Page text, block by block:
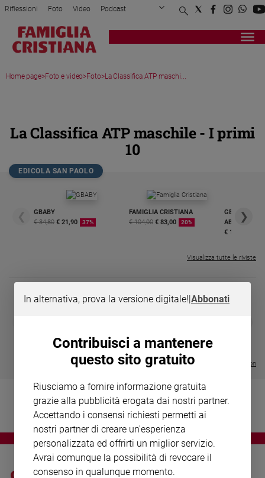
Attualità
Cronaca
Legalità
giustizia
Sport
Papa
Chiesa
giorno
Santo
giorno
Riflessioni Foto Video Podcast
Privacy Policy Chi siamo
Registrati Redazione
Home page>Foto e video>Foto>La Classifica ATP maschi...
La Classifica ATP maschile - I primi
10
EDICOLA SAN PAOLO
❮
GBABY
€ 34,80 € 21,90 37%
FAMIGLIA CRISTIANA
€ 104,00 € 83,00 20%
GBABY
€ 16,99
❯
Visualizza tutte le riviste
- VOL DA 1 AL 5
€ 64,50
Visualizza tutte le collection
In alternativa, prova la versione digitale!|Abbonati
Contribuisci a mantenere
questo sito gratuito
Riusciamo a fornire informazione gratuita
grazie alla pubblicità erogata dai nostri partner.
Accettando i consensi richiesti permetti ai
nostri partner di creare un'esperienza
personalizzata ed offrirti un miglior servizio.
Avrai comunque la possibilità di revocare il
consenso in qualunque momento.